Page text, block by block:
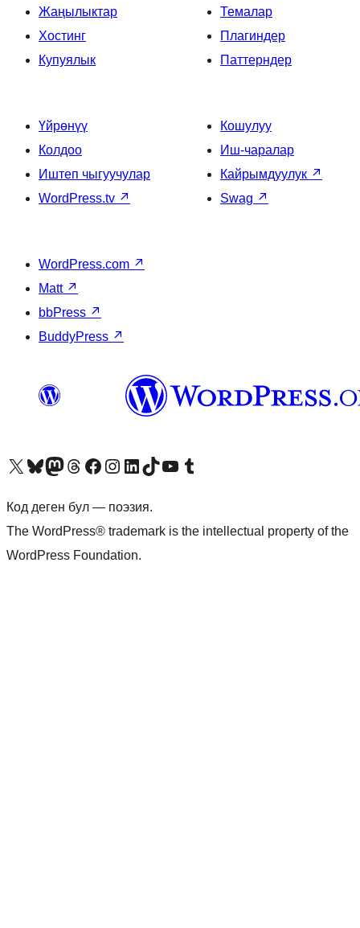
Жаңылыктар
Хостинг
Купуялык
Темалар
Плагиндер
Паттерндер
Үйрөнүү
Колдоо
Иштеп чыгуучулар
WordPress.tv ↗
Кошулуу
Иш-чаралар
Кайрымдуулук ↗
Swag ↗
WordPress.com ↗
Matt ↗
bbPress ↗
BuddyPress ↗
Visit our X (formerly Twitter) account
Visit our Bluesky account
Биздин Mastodon түрмөгүбүзгө баш багыңыз
Visit our Threads account
Биздин Facebook баракчабызга кириңиз
Биздин Instagram баракчабызга баш багыңыз
Биздин LinkedIn баракчабызга баш багыңыз
Visit our TikTok account
Visit our YouTube channel
Visit our Tumblr account
Код деген бул — поэзия.
The WordPress® trademark is the intellectual property of the
WordPress Foundation.